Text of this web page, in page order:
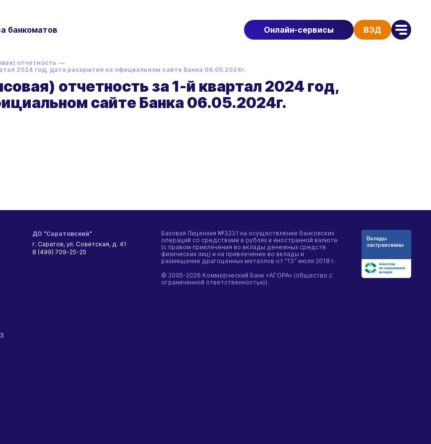
банкоматов Онлайн-сервисы ВЭД
отчетность
2024 год, дата раскрытия на официальном сайте Банка 06.05.2024г.
отчетность за 1-й квартал 2024 год,
сайте Банка 06.05.2024г.
ДО "Саратовский"
г. Саратов, ул. Советская, д. 41
8 (499) 709-25-25
Базовая Лицензия №3231 на осуществление банковских
операций со средствами в рублях и иностранной валюте
(с правом привлечения во вклады денежных средств
физических лиц) и на привлечение во вклады и
размещение драгоценных металлов от "13" июля 2018 г.
© 2005-2026 Коммерческий Банк «АГОРА» (общество с
ограниченной ответственностью)